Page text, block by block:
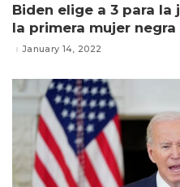
Biden elige a 3 para la
la primera mujer negra
January 14, 2022